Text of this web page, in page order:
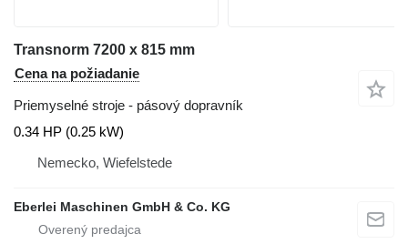
Transnorm 7200 x 815 mm
Cena na požiadanie
Priemyselné stroje - pásový dopravník
0.34 HP (0.25 kW)
Nemecko, Wiefelstede
Eberlei Maschinen GmbH & Co. KG